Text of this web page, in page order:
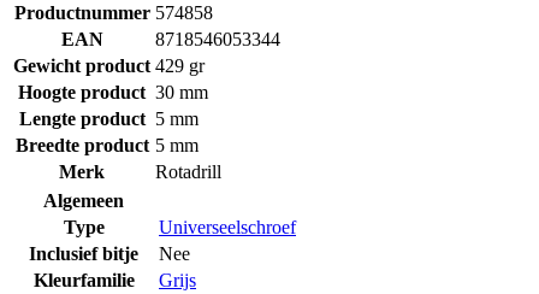
Productnummer 574858
EAN
8718546053344
Gewicht product 429 gr
Hoogte product 30 mm
Lengte product 5 mm
Breedte product 5 mm
Merk
Rotadrill
Algemeen
Type
Universeelschroef
Inclusief bitje
Nee
Kleurfamilie
Grijs